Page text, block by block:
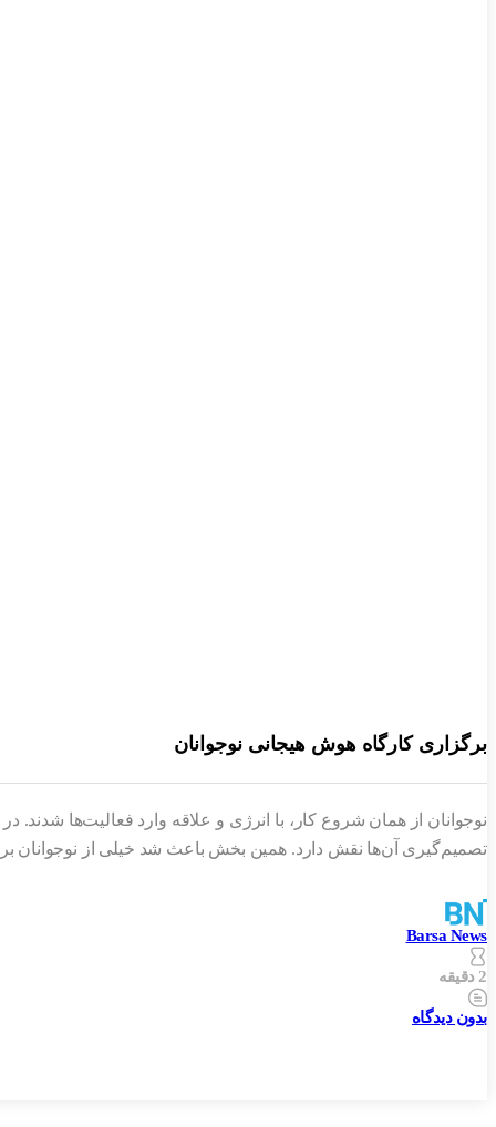
برگزاری کارگاه هوش هیجانی نوجوانان
نوجوانان از همان شروع کار، با انرژی و علاقه وارد فعالیت‌ها
تصمیم‌گیری آن‌ها نقش دارد. همین بخش باعث شد خیلی از نوجوانان
Barsa News
2 دقیقه
بدون دیدگاه